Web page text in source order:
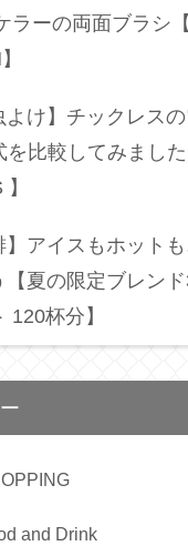
ラーの両面ブラシ
よけ】チックレス
を比較してみました
】アイスもホット
【夏の限定ブレン
120杯分】
and Drink